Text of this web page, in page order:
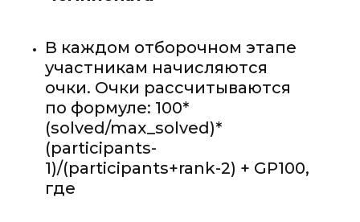
В каждом отборочном этапе
участникам начисляются
очки. Очки рассчитываются
по формуле: 100*
(solved/max_solved)*
(participants-
1)/(participants+rank-2) + GP100,
где